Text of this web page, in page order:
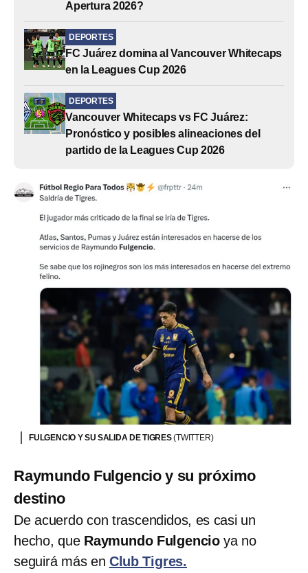
Apertura 2026?
DEPORTES
FC Juárez domina al Vancouver Whitecaps
en la Leagues Cup 2026
DEPORTES
Vancouver Whitecaps vs FC Juárez:
Pronóstico y posibles alineaciones del
partido de la Leagues Cup 2026
FULGENCIO Y SU SALIDA DE TIGRES(TWITTER)
Raymundo Fulgencio y su próximo
destino
De acuerdo con trascendidos, es casi un
hecho, que Raymundo Fulgencio ya no
seguirá más en Club Tigres.